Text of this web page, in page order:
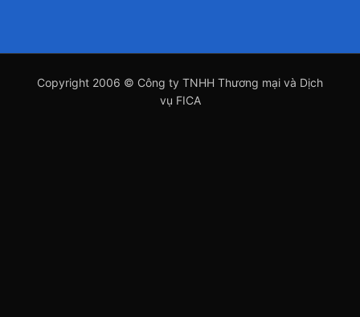
Copyright 2006 © Công ty TNHH Thương mại và Dịch
vụ FICA